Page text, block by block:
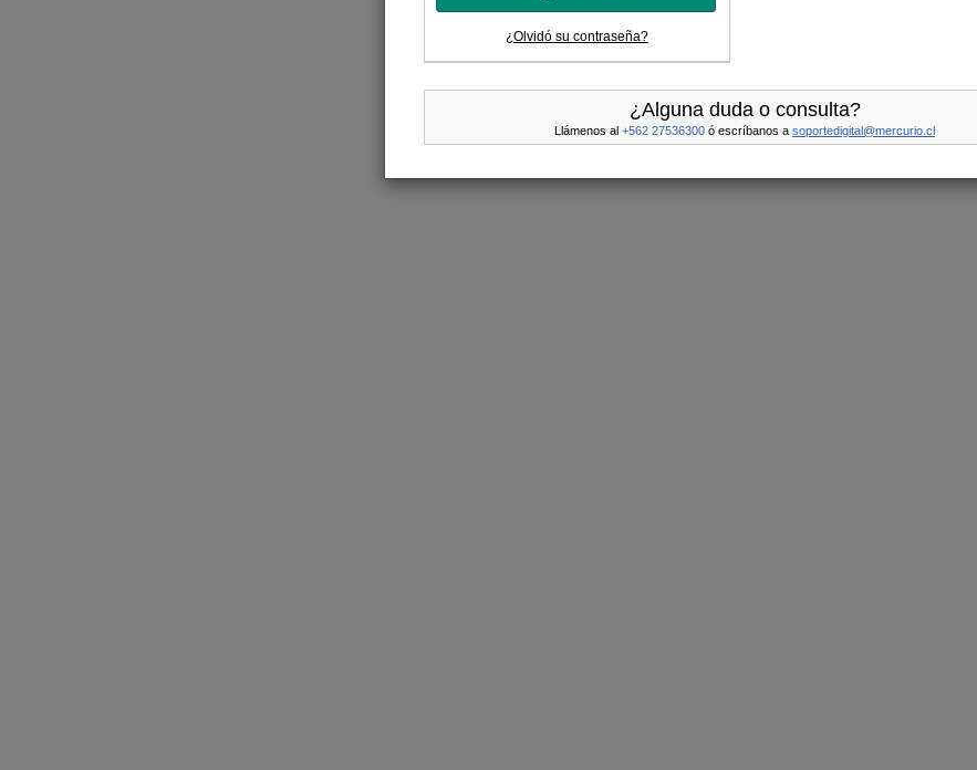
¿Olvidó su contraseña?
¿Alguna duda o consulta?
Llámenos al +562 27536300 ó escríbanos a soportedigital@mercurio.cl